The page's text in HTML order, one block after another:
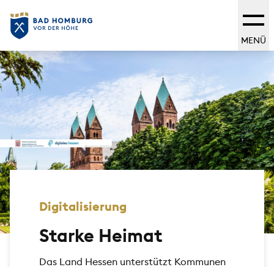
MENÜ
Digitalisierung
Starke Heimat
Das Land Hessen unterstützt Kommunen